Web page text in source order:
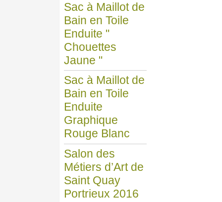
Sac à Maillot de
Bain en Toile
Enduite "
Chouettes
Jaune "
Sac à Maillot de
Bain en Toile
Enduite
Graphique
Rouge Blanc
Salon des
Métiers d’Art de
Saint Quay
Portrieux 2016